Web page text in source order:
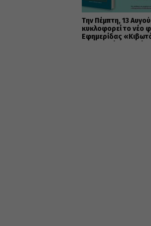
Την Πέμπτη, 13
κυκλοφορεί το νέο
Εφημερίδας